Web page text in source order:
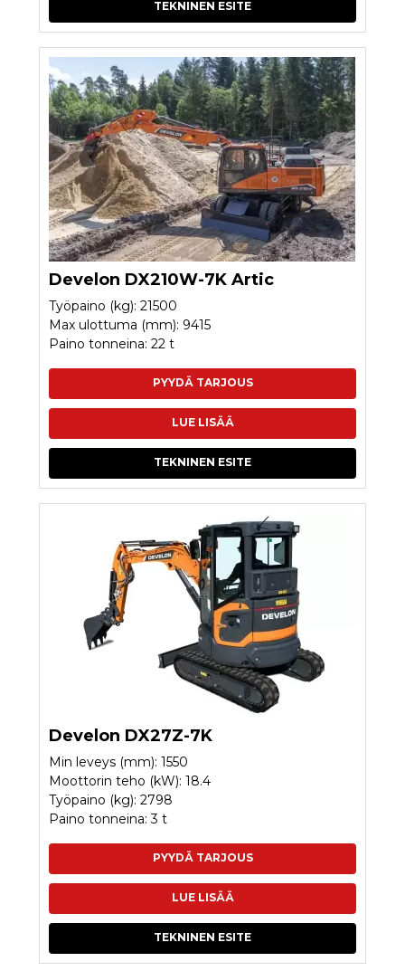
TEKNINEN ESITE
Develon DX210W-7K Artic
Työpaino (kg): 21500
Max ulottuma (mm): 9415
Paino tonneina: 22 t
PYYDÄ TARJOUS
LUE LISÄÄ
TEKNINEN ESITE
Develon DX27Z-7K
Min leveys (mm): 1550
Moottorin teho (kW): 18.4
Työpaino (kg): 2798
Paino tonneina: 3 t
PYYDÄ TARJOUS
LUE LISÄÄ
TEKNINEN ESITE